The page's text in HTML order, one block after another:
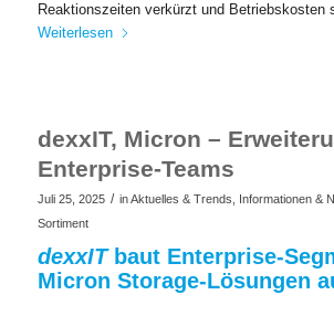
Reaktionszeiten verkürzt und Betriebskosten
Weiterlesen
dexxIT, Micron –
Enterprise-Teams
Juli 25, 2025 / inAktuelles & Trends Informationen &
Sortiment
dexxITbaut Enterprise-
Micron Storage-Lösungen